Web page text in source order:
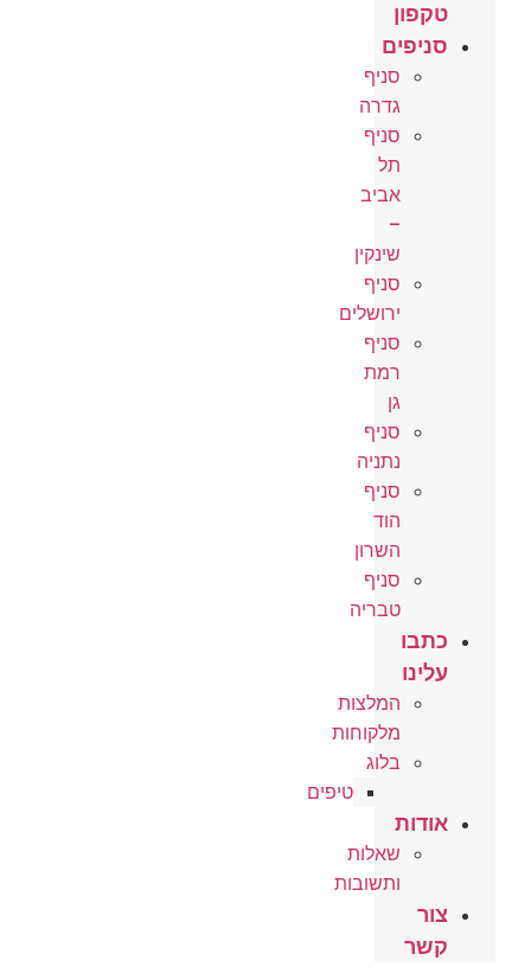
טקפון
סניפים
סניף
גדרה
סניף
תל
אביב
–
שינקין
סניף
ירושלים
סניף
רמת
גן
סניף
נתניה
סניף
הוד
השרון
סניף
טבריה
כתבו
עלינו
המלצות
מלקוחות
בלוג
טיפים
אודות
שאלות
ותשובות
צור
קשר